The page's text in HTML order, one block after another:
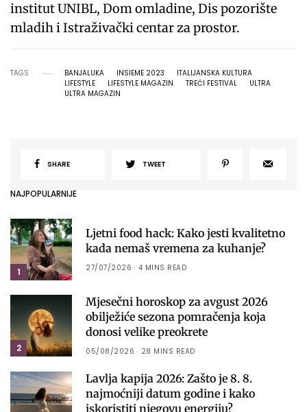
institut UNIBL, Dom omladine, Dis pozorište
mladih i Istraživački centar za prostor.
TAGS BANJALUKA INSIEME 2023
ITALIJANSKA KULTURA
LIFESTYLE
LIFESTYLE MAGAZIN TREĆI FESTIVAL
ULTRA
ULTRA MAGAZIN
SHARE TWEET
NAJPOPULARNIJE
1
Ljetni food hack: Kako jesti kvalitetno
kada nemaš vremena za kuhanje?
27/07/2026 4 MINS READ
2
Mjesečni horoskop za avgust 2026
obilježiće sezona pomračenja koja
donosi velike preokrete
05/08/2026 28 MINS READ
Lavlja kapija 2026: Zašto je 8. 8.
najmoćniji datum godine i kako
iskoristiti njegovu energiju?